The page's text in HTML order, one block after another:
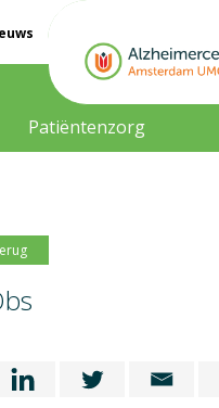
Patiëntenzorg